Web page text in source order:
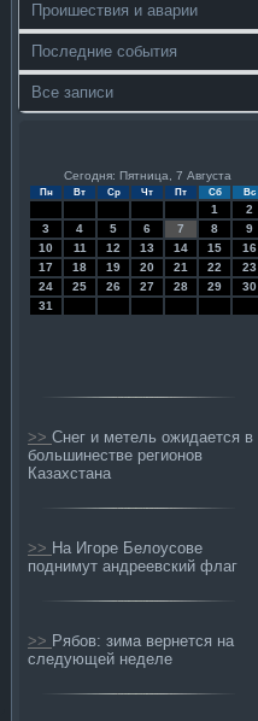
Проишествия и аварии
Последние события
Все записи
Сегодня: Пятница, 7 Августа
Пн Вт Ср Чт Пт Сб Вс
1
2
3
4 5 6 7 8
9
10
11 12 13 14 15
16
17
18 19 20 21 22
23
24
25 26 27 28 29
30
31
>> Снег и метель ожидается в
большинестве регионов
Казахстана
>> На Игоре Белоусове
поднимут андреевский флаг
>> Рябов: зима вернется на
следующей неделе